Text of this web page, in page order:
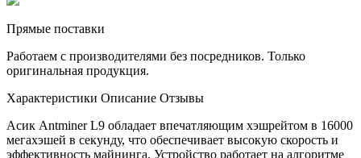
Прямые поставки
Работаем с производителями без посредников. Только
оригинальная продукция.
Характеристики Описание Отзывы
Асик Antminer L9 обладает впечатляющим хэшрейтом в 16000
мегахэшей в секунду, что обеспечивает высокую скорость и
эффективность майнинга. Устройство работает на алгоритме